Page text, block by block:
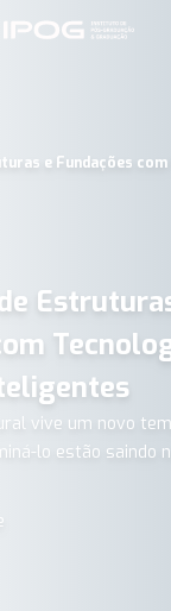
IPOG
e Fundações
vive um novo
lo estão saindo
e Fundações